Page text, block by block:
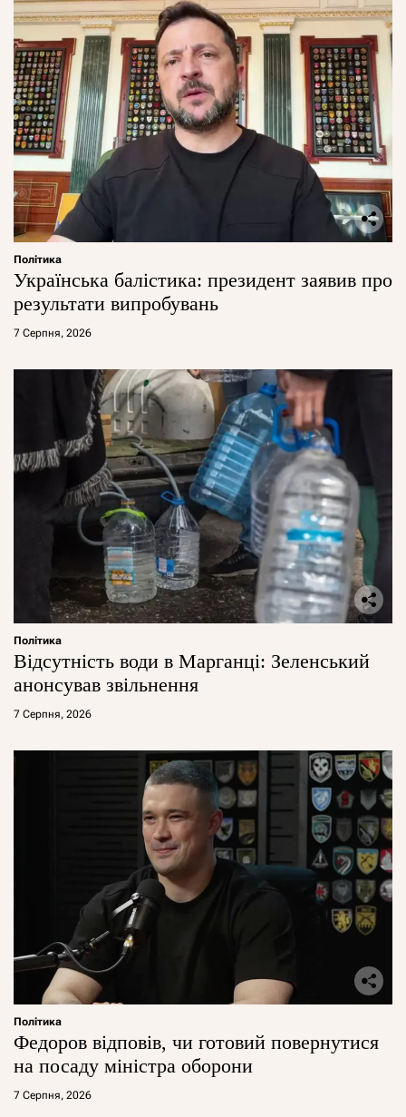
Політика
Українська балістика: президент заявив про
результати випробувань
7 Серпня, 2026
Політика
Відсутність води в Марганці: Зеленський
анонсував звільнення
7 Серпня, 2026
Політика
Федоров відповів, чи готовий повернутися
на посаду міністра оборони
7 Серпня, 2026